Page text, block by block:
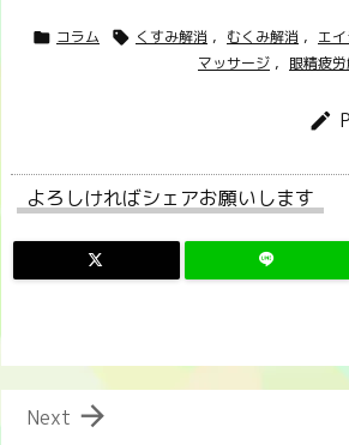
 コラム  くすみ解消 , むくみ解消 , エ
マッサージ , 眼精疲

よろしければシェアお願いします

Next